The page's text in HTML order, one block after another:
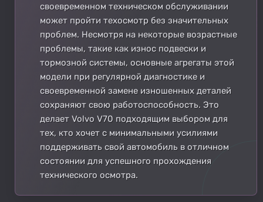
своевременном техническом обслуживании
может пройти техосмотр без значительных
проблем. Несмотря на некоторые возрастные
проблемы, такие как износ подвески и
тормозной системы, основные агрегаты этой
модели при регулярной диагностике и
своевременной замене изношенных деталей
сохраняют свою работоспособность. Это
делает Volvo V70 подходящим выбором для
тех, кто хочет с минимальными усилиями
поддерживать свой автомобиль в отличном
состоянии для успешного прохождения
технического осмотра.